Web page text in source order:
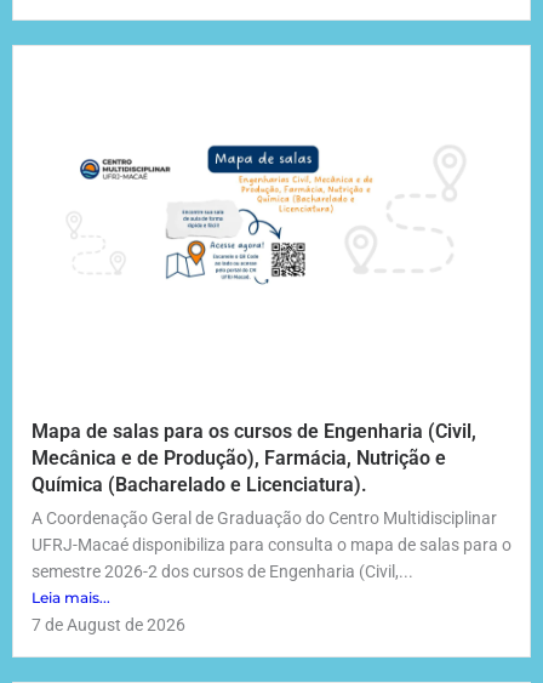
Mapa de salas para os cursos de Engenharia (Civil,
Mecânica e de Produção), Farmácia, Nutrição e
Química (Bacharelado e Licenciatura).
A Coordenação Geral de Graduação do Centro Multidisciplinar
UFRJ-Macaé disponibiliza para consulta o mapa de salas para o
semestre 2026-2 dos cursos de Engenharia (Civil,...
Leia mais...
7 de August de 2026